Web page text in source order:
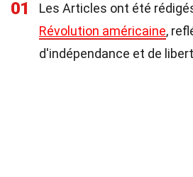
01
Les Articles ont été
Révolution américaine,
d'indépendance et de